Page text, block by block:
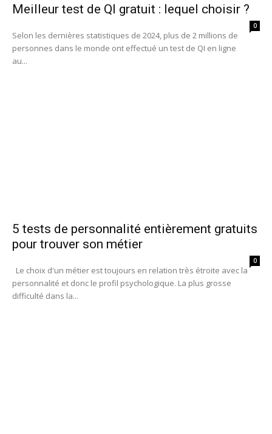
Meilleur test de QI gratuit : lequel choisir ?
0
Selon les dernières statistiques de 2024, plus de 2 millions de
personnes dans le monde ont effectué un test de QI en ligne
au...
5 tests de personnalité entièrement gratuits
pour trouver son métier
0
Le choix d'un métier est toujours en relation très étroite avec la
personnalité et donc le profil psychologique. La plus grosse
difficulté dans la...